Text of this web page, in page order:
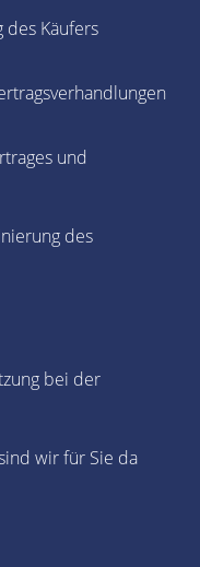
des Käufers
und
des
bei der
wir für Sie da